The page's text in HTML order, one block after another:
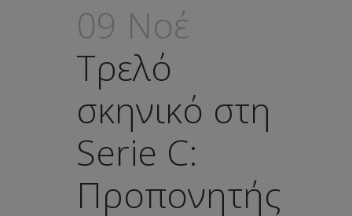
09 Νοέ
Τρελό
σκηνικό στη
Serie C:
Προπονητής